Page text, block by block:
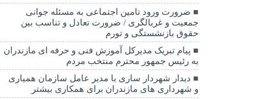
ضرورت ورود تامین اجتماعی به مسئله جوانی
جمعیت و غربالگری / ضرورت تعادل و تناسب بین
حقوق بازنشستگی و تورم
پیام تبریک مدیرکل آموزش فنی و حرفه ای مازندران
به رئیس جمهور محترم منتخب مردم
دیدار شهردار ساری با مدیر عامل سازمان همیاری
و شهرداری های مازندران برای همکاری بیشتر